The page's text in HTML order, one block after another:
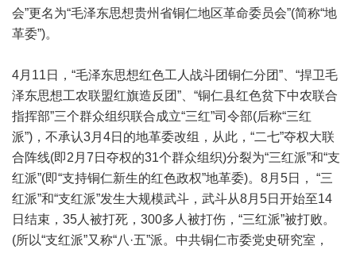
会”更名为“毛泽东思想贵州省铜仁地区革命委员会”(简称“地
革委”)。
4月11日，“毛泽东思想红色工人战斗团铜仁分团”、“捍卫毛
泽东思想工农联盟红旗造反团”、“铜仁县红色贫下中农联合
指挥部”三个群众组织联合成立“三红”司令部(后称“三红
派”)，不承认3月4日的地革委改组，从此，“二七”夺权大联
合阵线(即2月7日夺权的31个群众组织)分裂为“三红派”和“支
红派”(即“支持铜仁新生的红色政权”地革委)。8月5日， “三
红派”和“支红派”发生大规模武斗，武斗从8月5日开始至14
日结束，35人被打死，300多人被打伤，“三红派”被打败。
(所以“支红派”又称“八·五”派。中共铜仁市委党史研究室，